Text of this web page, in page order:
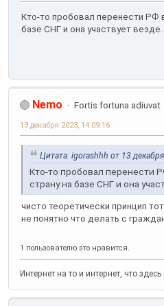
Кто-то пробовал перенести РФ
базе СНГ и она участвует везде.
Nemo Fortis fortuna adiuvat
13 декабря 2023, 14:09:16
Цитата: igorashhh от 13
Кто-то пробовал перенести
страну на базе СНГ и она
чисто теоретически принцип
не понятно что делать с
1 пользователю это нравится.
Интернет на то и интернет, что